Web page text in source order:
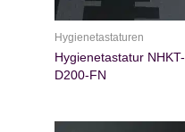
Hygienetastaturen
Hygienetastatur NHKT-
D200-FN